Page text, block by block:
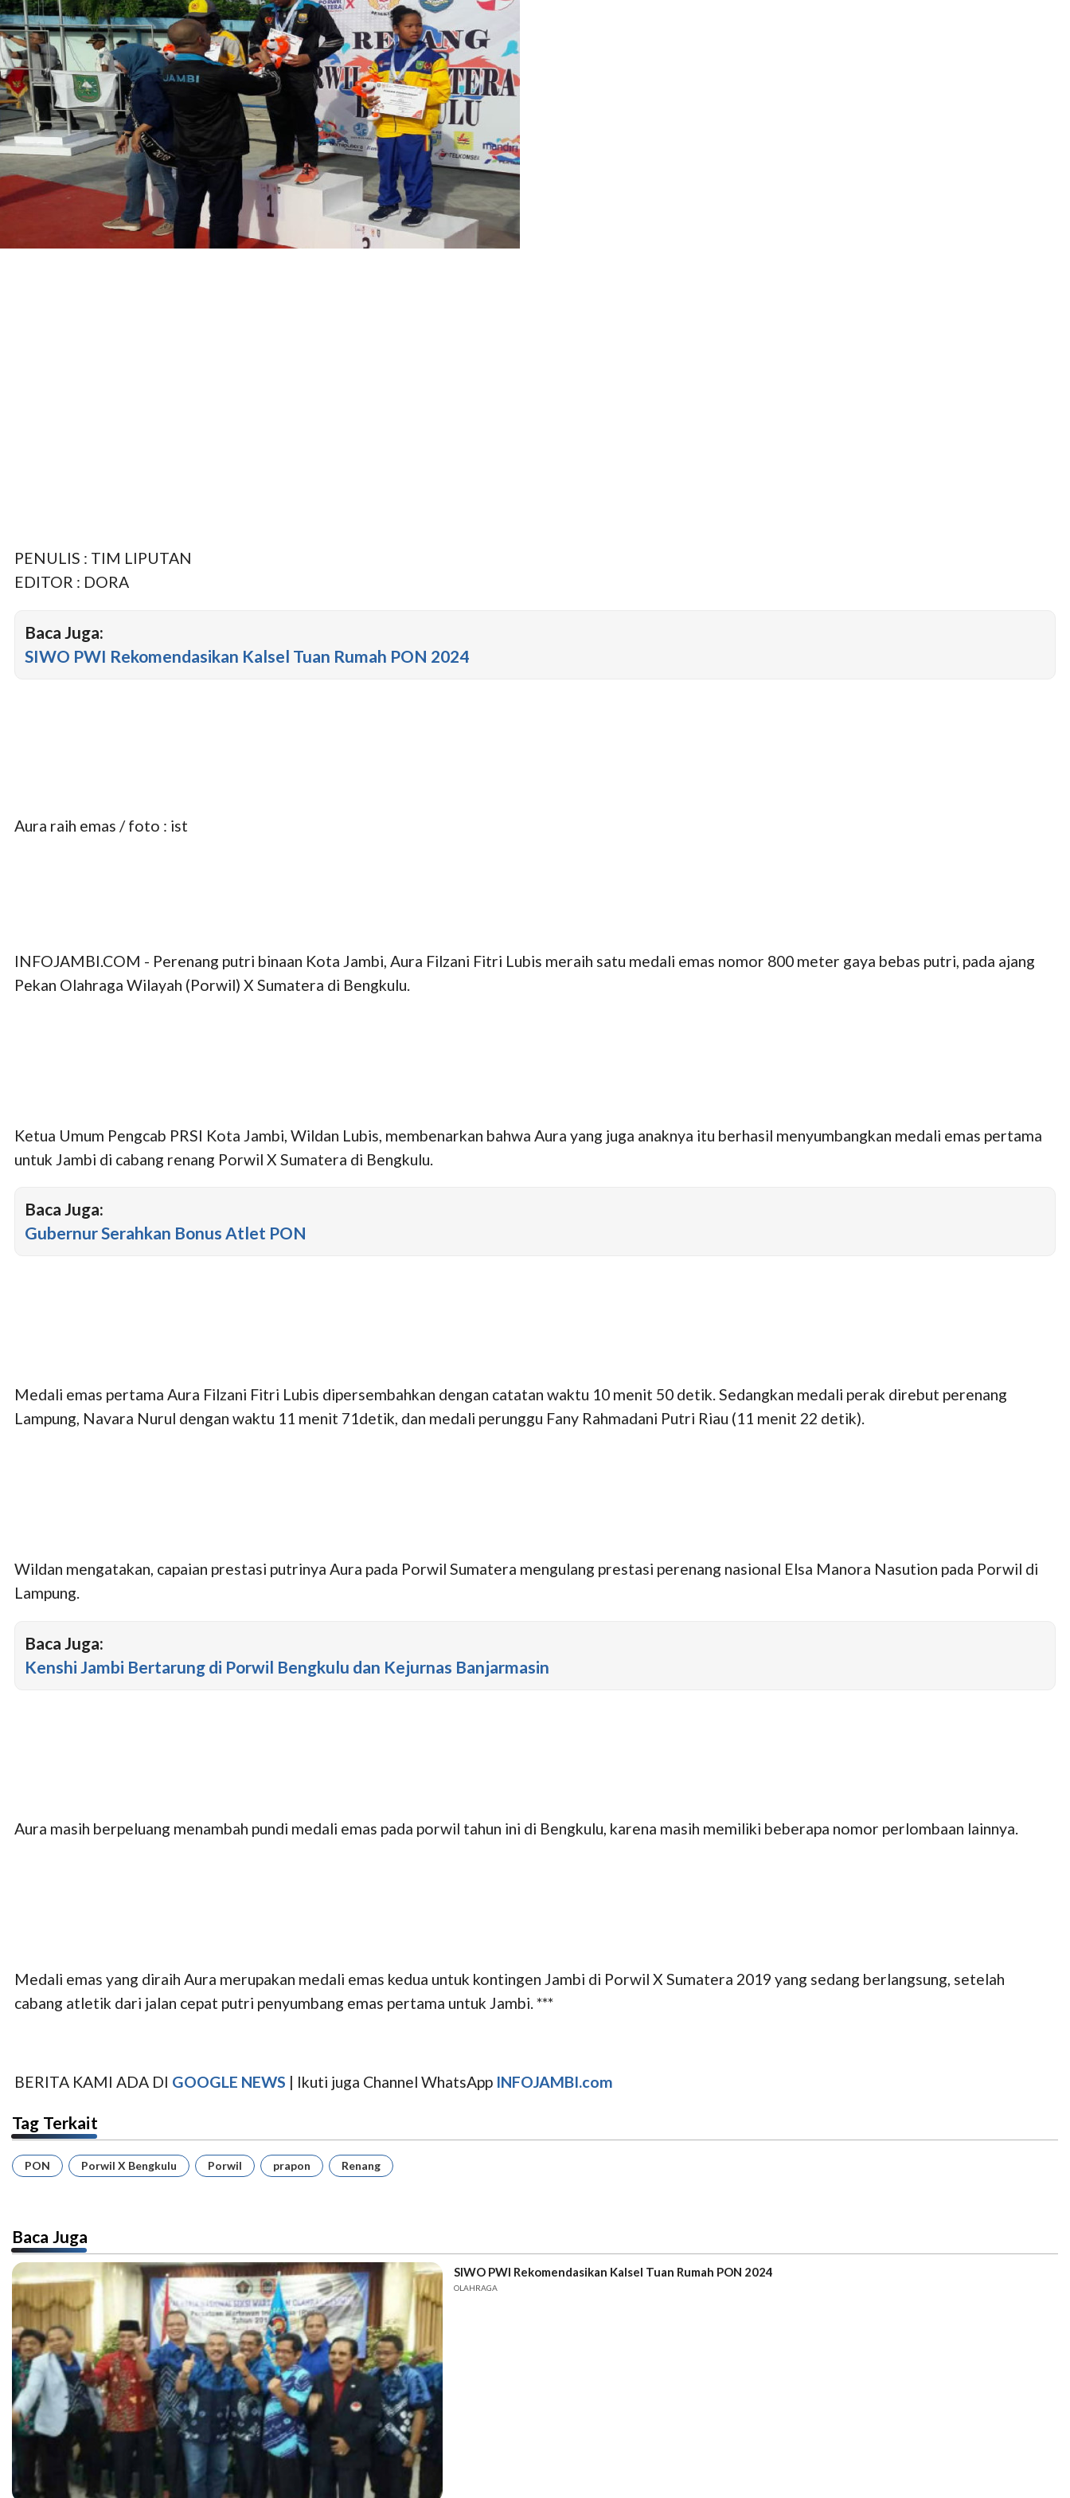
PENULIS : TIM LIPUTAN
EDITOR : DORA
Baca Juga:
SIWO PWI Rekomendasikan Kalsel Tuan Rumah PON 2024
Aura raih emas / foto : ist
INFOJAMBI.COM - Perenang putri binaan Kota Jambi, Aura Filzani Fitri Lubis meraih satu medali emas nomor 800 meter gaya bebas putri, pada ajang
Pekan Olahraga Wilayah (Porwil) X Sumatera di Bengkulu.
Ketua Umum Pengcab PRSI Kota Jambi, Wildan Lubis, membenarkan bahwa Aura yang juga anaknya itu berhasil menyumbangkan medali emas pertama
untuk Jambi di cabang renang Porwil X Sumatera di Bengkulu.
Baca Juga:
Gubernur Serahkan Bonus Atlet PON
Medali emas pertama Aura Filzani Fitri Lubis dipersembahkan dengan catatan waktu 10 menit 50 detik. Sedangkan medali perak direbut perenang
Lampung, Navara Nurul dengan waktu 11 menit 71detik, dan medali perunggu Fany Rahmadani Putri Riau (11 menit 22 detik).
Wildan mengatakan, capaian prestasi putrinya Aura pada Porwil Sumatera mengulang prestasi perenang nasional Elsa Manora Nasution pada Porwil di
Lampung.
Baca Juga:
Kenshi Jambi Bertarung di Porwil Bengkulu dan Kejurnas Banjarmasin
Aura masih berpeluang menambah pundi medali emas pada porwil tahun ini di Bengkulu, karena masih memiliki beberapa nomor perlombaan lainnya.
Medali emas yang diraih Aura merupakan medali emas kedua untuk kontingen Jambi di Porwil X Sumatera 2019 yang sedang berlangsung, setelah
cabang atletik dari jalan cepat putri penyumbang emas pertama untuk Jambi. ***
BERITA KAMI ADA DI GOOGLE NEWS | Ikuti juga Channel WhatsApp INFOJAMBI.com
Tag Terkait
PON Porwil X Bengkulu Porwil prapon Renang
Baca Juga
SIWO PWI Rekomendasikan Kalsel Tuan Rumah PON 2024
OLAHRAGA